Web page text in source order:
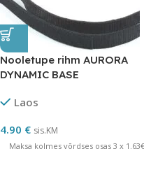
Nooletupe rihm AURORA
DYNAMIC BASE
Laos
4.90 € sis.KM
Maksa kolmes võrdses osas 3 x 1.63€